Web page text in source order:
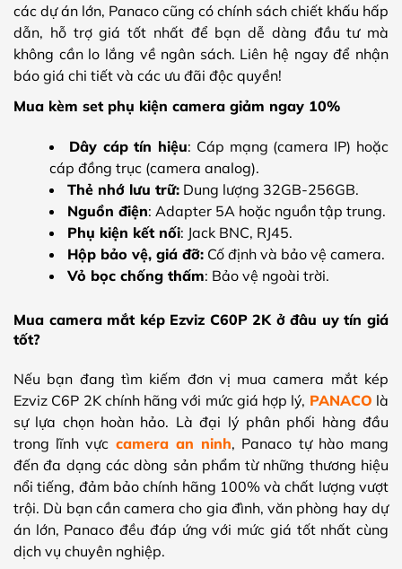
các dự án lớn, Panaco cũng có chính sách chiết khấu hấp
dẫn, hỗ trợ giá tốt nhất để bạn dễ dàng đầu tư mà
không cần lo lắng về ngân sách. Liên hệ ngay để nhận
báo giá chi tiết và các ưu đãi độc quyền!
Mua kèm set phụ kiện camera giảm ngay 10%
Dây cáp tín hiệu: Cáp mạng (camera IP) hoặc
cáp đồng trục (camera analog).
Thẻ nhớ lưu trữ: Dung lượng 32GB-256GB.
Nguồn điện: Adapter 5A hoặc nguồn tập trung.
Phụ kiện kết nối: Jack BNC, RJ45.
Hộp bảo vệ, giá đỡ: Cố định và bảo vệ camera.
Vỏ bọc chống thấm: Bảo vệ ngoài trời.
Mua camera mắt kép Ezviz C60P 2K ở đâu uy tín giá
tốt?
Nếu bạn đang tìm kiếm đơn vị mua camera mắt kép
Ezviz C6P 2K chính hãng với mức giá hợp lý, PANACO là
sự lựa chọn hoàn hảo. Là đại lý phân phối hàng đầu
trong lĩnh vực camera an ninh, Panaco tự hào mang
đến đa dạng các dòng sản phẩm từ những thương hiệu
nổi tiếng, đảm bảo chính hãng 100% và chất lượng vượt
trội. Dù bạn cần camera cho gia đình, văn phòng hay dự
án lớn, Panaco đều đáp ứng với mức giá tốt nhất cùng
dịch vụ chuyên nghiệp.